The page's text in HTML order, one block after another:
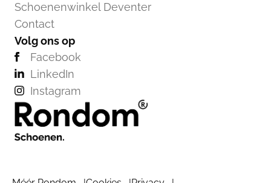
Schoenenwinkel Deventer
Contact
Volg ons op
Facebook
LinkedIn
Instagram